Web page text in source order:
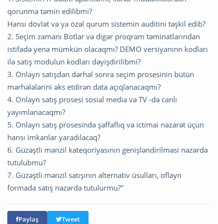
qorunma təmin edilibmi?
Hansı dövlət və ya özəl qurum sistemin auditini təşkil edib?
2. Seçim zamanı Botlar və digər proqram təminatlarından
istifadə yenə mümkün olacaqmı? DEMO versiyanınn kodları
ilə satış modulun kodları dəyişdirilibmi?
3. Onlayn satışdan dərhal sonra seçim prosesinin bütün
mərhələlərini əks etdirən data açıqlanacaqmı?
4. Onlayn satış prosesi sosial media və TV -də canlı
yayımlanacaqmı?
5. Onlayn satış prosesində şəffaflıq və ictimai nəzarət üçün
hansı imkanlar yaradılacaq?
6. Güzəştli mənzil kateqoriyasının genişləndirilməsi nəzərdə
tutulubmu?
7. Güzəştli mənzil satışının alternativ üsulları, oflayn
formada satış nəzərdə tutulurmu?"
Paylaş Tweet